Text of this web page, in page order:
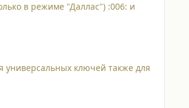
в режиме "Даллас") :006: и
универсальных ключей также для